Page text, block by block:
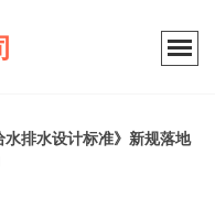
水排水设计标准》新规落地